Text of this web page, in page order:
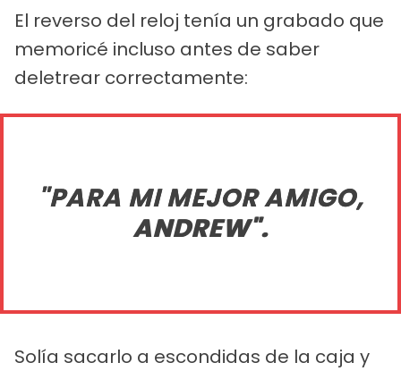
El reverso del reloj tenía un grabado que
memoricé incluso antes de saber
deletrear correctamente:
"PARA MI MEJOR AMIGO,
ANDREW".
Solía sacarlo a escondidas de la caja y